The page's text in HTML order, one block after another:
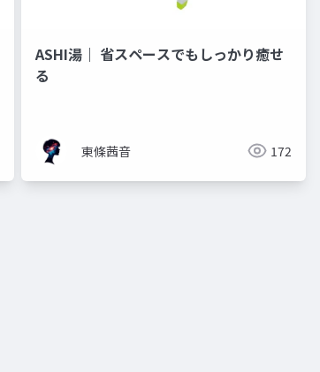
ASHI湯｜ 省スペースでもしっかり癒せ
る
東條茜音 172